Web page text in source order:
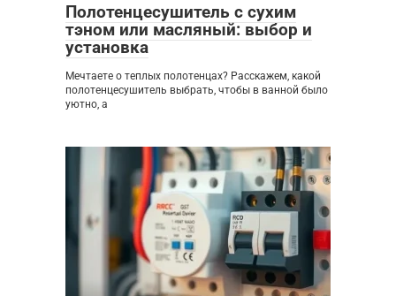
Полотенцесушитель с сухим
тэном или масляный: выбор и
установка
Мечтаете о теплых полотенцах? Расскажем, какой
полотенцесушитель выбрать, чтобы в ванной было
уютно, а